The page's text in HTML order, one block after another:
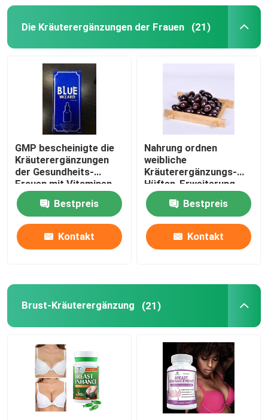
Produkte
Über uns
Fabrik-Ausflug
Qualitätskontrolle
Treten Sie mit uns in Verbindung
Fordern Sie ein Zitat
Mann-Kräuterergänzungen
Kräuterergänzung Maca
Die Kräuterergänzungen der Frauen
Brust-Kräuterergänzung
Die Kräuterergänzungen der Frauen (21)
GMP bescheinigte die
Kräuterergänzungen
der Gesundheits-
Frauen mit Vitaminen
Bestpreis
Kontakt
Nahrung ordnen
weibliche
Kräuterergänzungs-
Hüften-Erweiterung
Gummies für gesundes
Leben
Bestpreis
Kontakt
Brust-Kräuterergänzung (21)